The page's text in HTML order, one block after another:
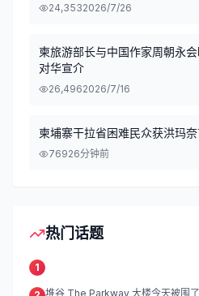
24,3532026/7/26
柬旅游部长与中国作家周朝永
对华宣介
26,4962026/7/16
柬埔寨干拉省困难民众获洪玛
76926分钟前
热门话题
1
堆谷 The Parkway 大楼今天被围